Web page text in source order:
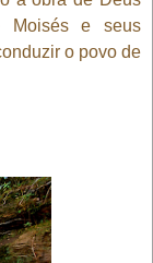
Moisés e seus
o povo de